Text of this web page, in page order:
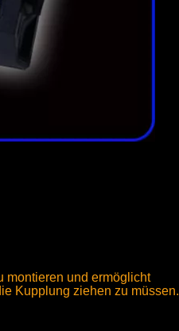
montieren und ermöglicht
Kupplung ziehen zu müssen.